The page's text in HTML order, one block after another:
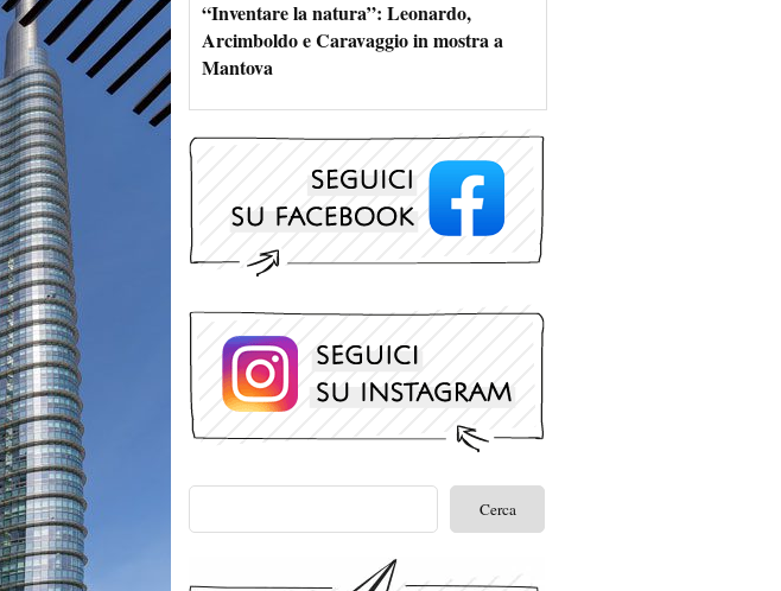
“Inventare la natura”: Leonardo,
Arcimboldo e Caravaggio in mostra a
Mantova